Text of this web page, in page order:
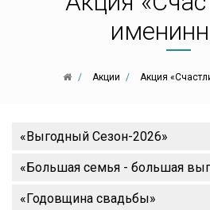
Акции Акция
«Выгодный Сезон-2026»
«Большая семья - большая
«Годовщина свадьбы»